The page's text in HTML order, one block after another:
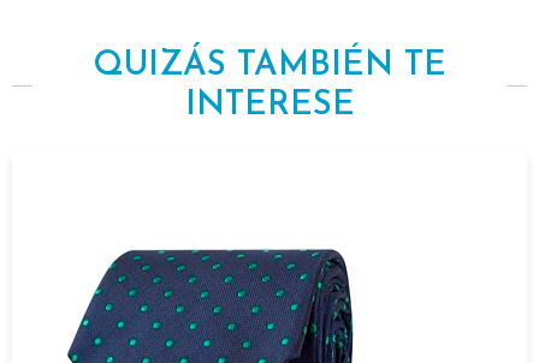
QUIZÁS TAMBIÉN TE
INTERESE